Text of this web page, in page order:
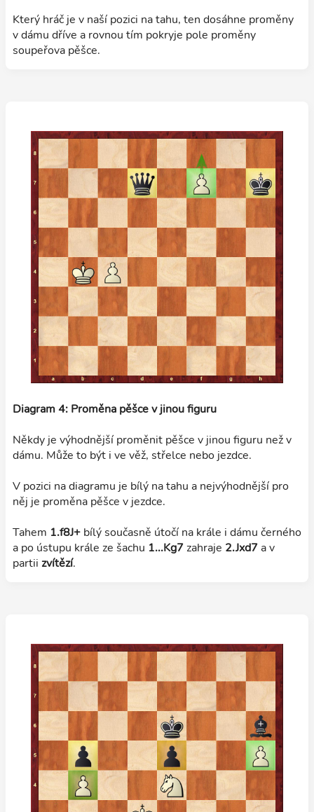
Který hráč je v naší pozici na tahu, ten dosáhne proměny
v dámu dříve a rovnou tím pokryje pole proměny
soupeřova pěšce.
Diagram 4: Proměna pěšce v jinou figuru
Někdy je výhodnější proměnit pěšce v jinou figuru než v
dámu. Může to být i ve věž, střelce nebo jezdce.
V pozici na diagramu je bílý na tahu a nejvýhodnější pro
něj je proměna pěšce v jezdce.
Tahem 1.f8J+ bílý současně útočí na krále i dámu černého
a po ústupu krále ze šachu 1...Kg7zahraje 2.Jxd7a v
partii zvítězí.